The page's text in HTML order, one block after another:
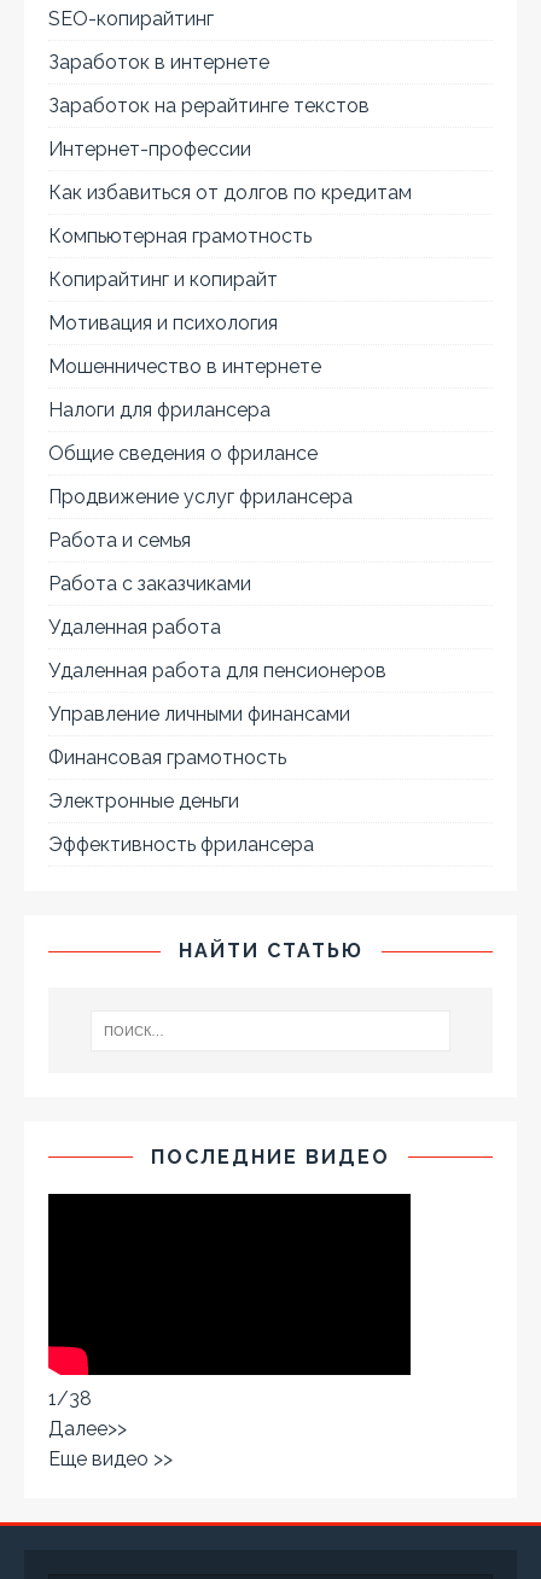
SEO-копирайтинг
Заработок в интернете
Заработок на рерайтинге текстов
Интернет-профессии
Как избавиться от долгов по кредитам
Компьютерная грамотность
Копирайтинг и копирайт
Мотивация и психология
Мошенничество в интернете
Налоги для фрилансера
Общие сведения о фрилансе
Продвижение услуг фрилансера
Работа и семья
Работа с заказчиками
Удаленная работа
Удаленная работа для пенсионеров
Управление личными финансами
Финансовая грамотность
Электронные деньги
Эффективность фрилансера
НАЙТИ СТАТЬЮ
ПОСЛЕДНИЕ ВИДЕО
1/38
Далее>>
Еще видео >>